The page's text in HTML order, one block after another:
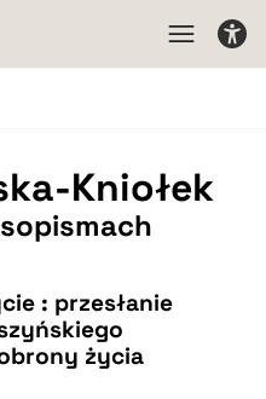
Kniołek
: przesłanie
życia